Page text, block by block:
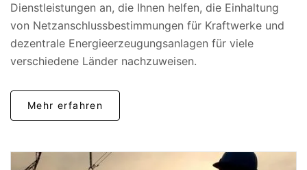
Dienstleistungen an, die Ihnen helfen, die Einhaltung
von Netzanschlussbestimmungen für Kraftwerke und
dezentrale Energieerzeugungsanlagen für viele
verschiedene Länder nachzuweisen.
Mehr erfahren